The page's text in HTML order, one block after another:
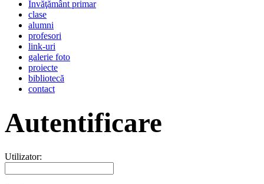
Învăţământ primar
clase
alumni
profesori
link-uri
galerie foto
proiecte
bibliotecă
contact
Autentificare
Utilizator: